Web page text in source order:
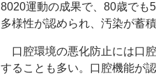
8020運動の成果で、80歳でも
多様性が認められ、汚染が蓄
口腔環境の悪化防止には口
することも多い。口腔機能が